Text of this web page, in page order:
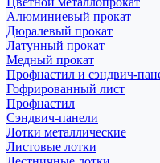
Алюминиевый прокат
Дюралевый прокат
Латунный прокат
Медный прокат
Профнастил и сэндвич-
Гофрированный лист
Профнастил
Сэндвич-панели
Лотки металлические
Листовые лотки